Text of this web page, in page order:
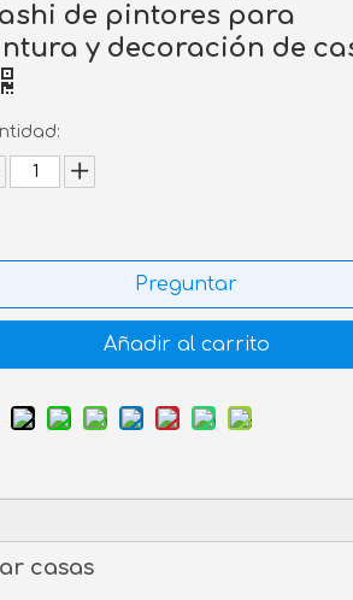
de pintores para
y decoración de
Preguntar
Añadir al carrito
casas